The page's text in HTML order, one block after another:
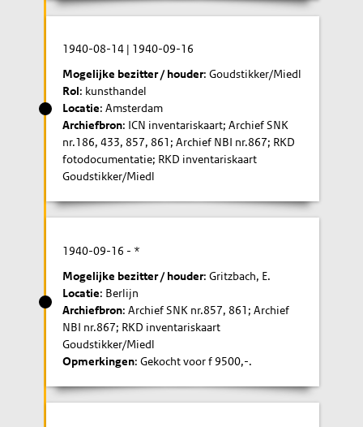
1940-08-14 | 1940-09-16
Mogelijke bezitter / houder: Goudstikker/Miedl
Rol: kunsthandel
Locatie: Amsterdam
Archiefbron: ICN inventariskaart; Archief SNK
nr.186, 433, 857, 861; Archief NBI nr.867; RKD
fotodocumentatie; RKD inventariskaart
Goudstikker/Miedl
1940-09-16 - *
Mogelijke bezitter / houder: Gritzbach, E.
Locatie: Berlijn
Archiefbron: Archief SNK nr.857, 861; Archief
NBI nr.867; RKD inventariskaart
Goudstikker/Miedl
Opmerkingen: Gekocht voor f 9500,-.